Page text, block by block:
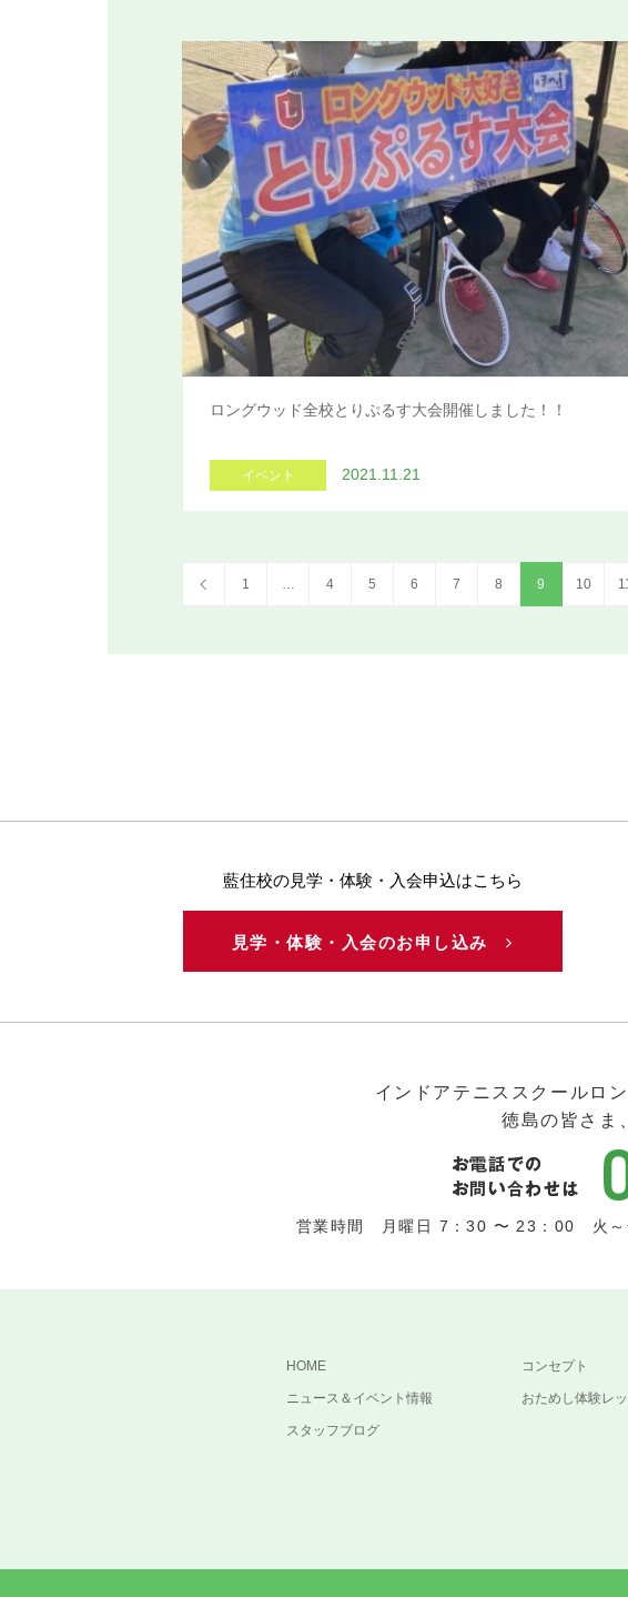
ロングウッド全校とりぷるす大会開催しました！！
イベント 2021.11.21
1 … 4 5 6 7 8 9 10
藍住校の見学・体験・入会申込はこちら
見学・体験・入会のお申し込み
インドアテニススクールロ
徳島の皆さま
営業時間 月曜日 7：30 〜 23：00 火
HOME
ニュース＆イベント情報
スタッフブログ
コンセプト
おためし体験レ